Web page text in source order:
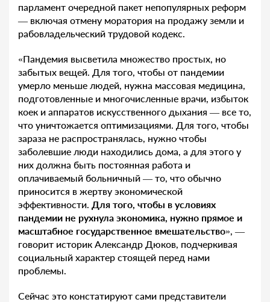
парламент очередной пакет непопулярных реформ
— включая отмену моратория на продажу земли и
рабовладельческий трудовой кодекс.
«Пандемия высветила множество простых, но
забытых вещей. Для того, чтобы от пандемии
умерло меньше людей, нужна массовая медицина,
подготовленные и многочисленные врачи, избыток
коек и аппаратов искусственного дыхания — все то,
что уничтожается оптимизациями. Для того, чтобы
зараза не распространялась, нужно чтобы
заболевшие люди находились дома, а для этого у
них должна быть постоянная работа и
оплачиваемый больничный — то, что обычно
приносится в жертву экономической
эффективности. Для того, чтобы в условиях
пандемии не рухнула экономика, нужно прямое и
масштабное государственное вмешательство», —
говорит историк Александр Дюков, подчеркивая
социальный характер стоящей перед нами
проблемы.
Сейчас это констатируют сами представители